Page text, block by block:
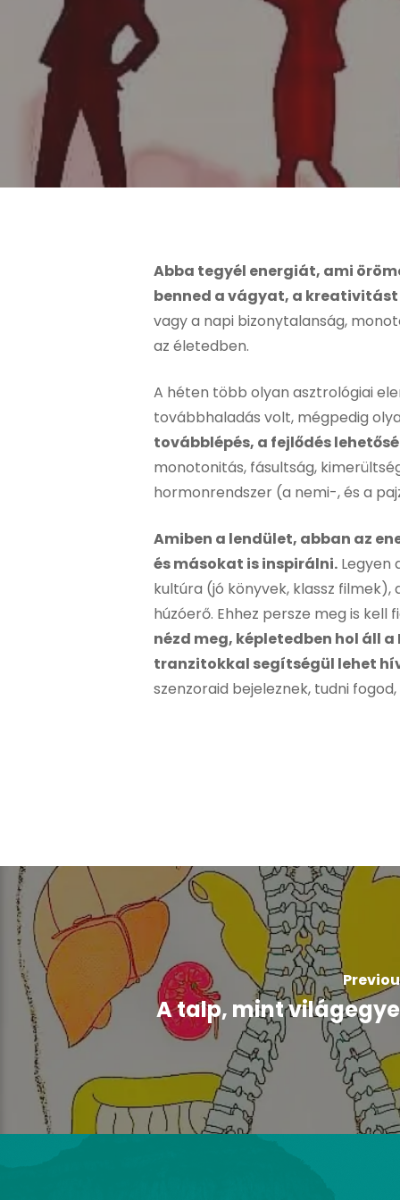
Abba tegyél energiát, ami
benned a vágyat, a
vagy a napi bizonytalanság,
az életedben.
A héten több olyan asztrológiai
továbbhaladás volt, mégpedig
továbblépés, a fejlődés
monotonitás, fásultság,
hormonrendszer (a nemi-, és a
Amiben a lendület, abban az
és másokat is inspirálni. Legyen
kultúra (jó könyvek, klassz
húzóerő. Ehhez persze meg is kell
nézd meg, képletedben hol áll
tranzitokkal segítségül lehet
szenzoraid bejeleznek, tudni
A talp, mint